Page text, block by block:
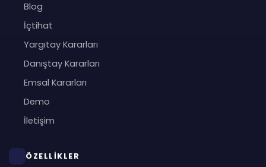
Blog
İçtihat
Yargıtay Kararları
Danıştay Kararları
Emsal Kararları
Demo
İletişim
ÖZELLİKLER